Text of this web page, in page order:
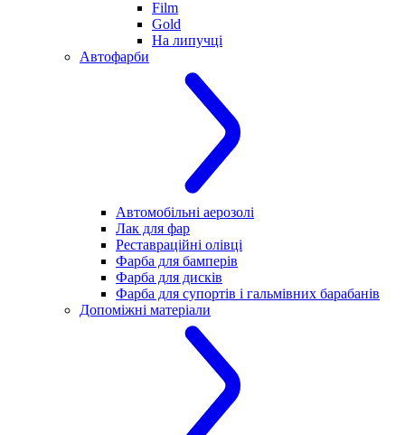
Film
Gold
На липучці
Автофарби
Автомобільні аерозолі
Лак для фар
Реставраційні олівці
Фарба для бамперів
Фарба для дисків
Фарба для супортів і гальмівних барабанів
Допоміжні матеріали